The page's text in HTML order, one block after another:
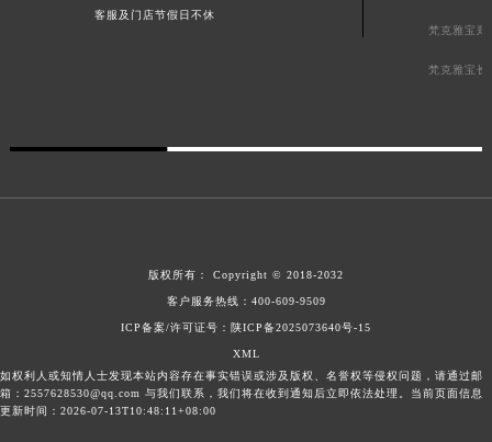
客服及门店节假日不休
梵克雅宝郑
梵克雅宝长
版权所有： Copyright © 2018-2032
客户服务热线： 400-609-9509
ICP备案/许可证号：陕ICP备2025073640号-15
XML
如权利人或知情人士发现本站内容存在事实错误或涉及版权、名誉权等侵权问题，请通过邮
箱：2557628530@qq.com 与我们联系，我们将在收到通知后立即依法处理。当前页面信息
更新时间：2026-07-13T10:48:11+08:00